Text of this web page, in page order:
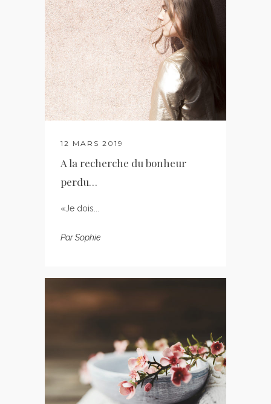
12 MARS 2019
A la recherche du bonheur
perdu…
«Je dois...
ParSophie